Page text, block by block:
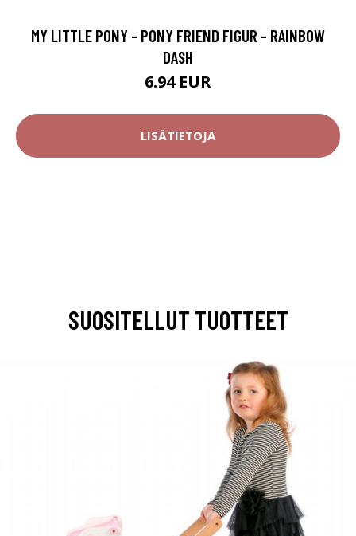
MY LITTLE PONY - PONY FRIEND FIGUR - RAINBOW
DASH
6.94 EUR
LISÄTIETOJA
SUOSITELLUT TUOTTEET